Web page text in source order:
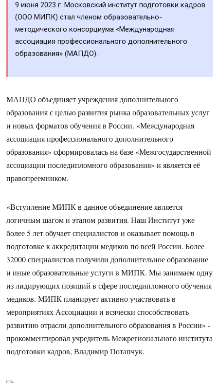
9 июня 2023 г. Московский институт подготовки кадров
(ООО МИПК) стал членом образовательно-
методического консорциума «Международная
ассоциация профессионального дополнительного
образования» (МАПДО).
МАПДО объединяет учреждения дополнительного
образования с целью развития рынка образовательных услуг
и новых форматов обучения в России. «Международная
ассоциация профессионального дополнительного
образования» сформировалась на базе «Межгосударственной
ассоциации последипломного образования» и является её
правопреемником.
«Вступление МИПК в данное объединение является
логичным шагом и этапом развития. Наш Институт уже
более 5 лет обучает специалистов и оказывает помощь в
подготовке к аккредитации медиков по всей России. Более
32000 специалистов получили дополнительное образование
и иные образовательные услуги в МИПК. Мы занимаем одну
из лидирующих позиций в сфере последипломного обучения
медиков. МИПК планирует активно участвовать в
мероприятиях Ассоциации и всячески способствовать
развитию отрасли дополнительного образования в России» -
прокомментировал учредитель Межрегионального института
подготовки кадров, Владимир Потапчук.